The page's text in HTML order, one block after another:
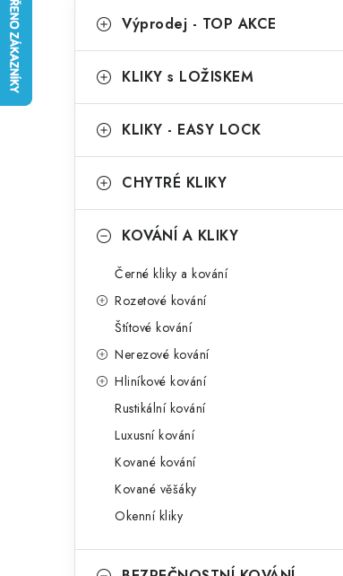
o
t
r
n
kategorie
a
e
o
i
Výprodej - TOP AKCE
KLIKY s LOŽISKEM
KLIKY - EASY LOCK
CHYTRÉ KLIKY
KOVÁNÍ A KLIKY
Černé kliky a kování
Rozetové kování
Štítové kování
Nerezové kování
Hliníkové kování
Rustikální kování
Luxusní kování
Kované kování
Kované věšáky
Okenní kliky